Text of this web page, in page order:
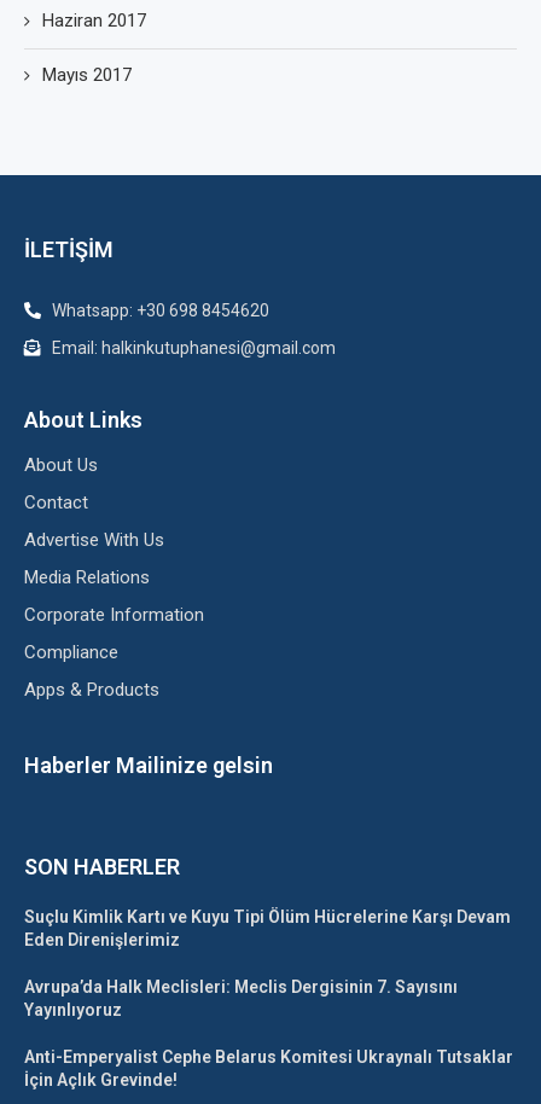
Haziran 2017
Mayıs 2017
İLETİŞİM
Whatsapp: +30 698 8454620
Email: halkinkutuphanesi@gmail.com
About Links
About Us
Contact
Advertise With Us
Media Relations
Corporate Information
Compliance
Apps & Products
Haberler Mailinize gelsin
SON HABERLER
Suçlu Kimlik Kartı ve Kuyu Tipi Ölüm Hücrelerine Karşı Devam
Eden Direnişlerimiz
Avrupa’da Halk Meclisleri: Meclis Dergisinin 7. Sayısını
Yayınlıyoruz
Anti-Emperyalist Cephe Belarus Komitesi Ukraynalı Tutsaklar
İçin Açlık Grevinde!